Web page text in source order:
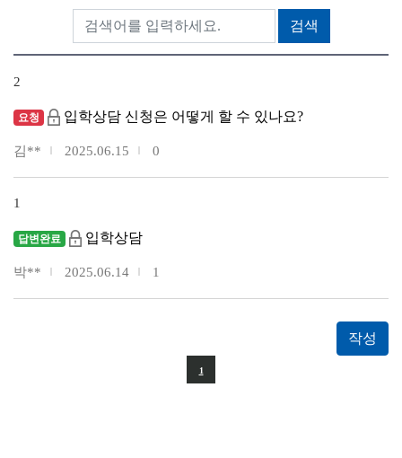
검색
2
요청 입학상담 신청은 어떻게 할 수 있나요?
김** 2025.06.15 0
1
답변완료 입학상담
박** 2025.06.14 1
작성
1